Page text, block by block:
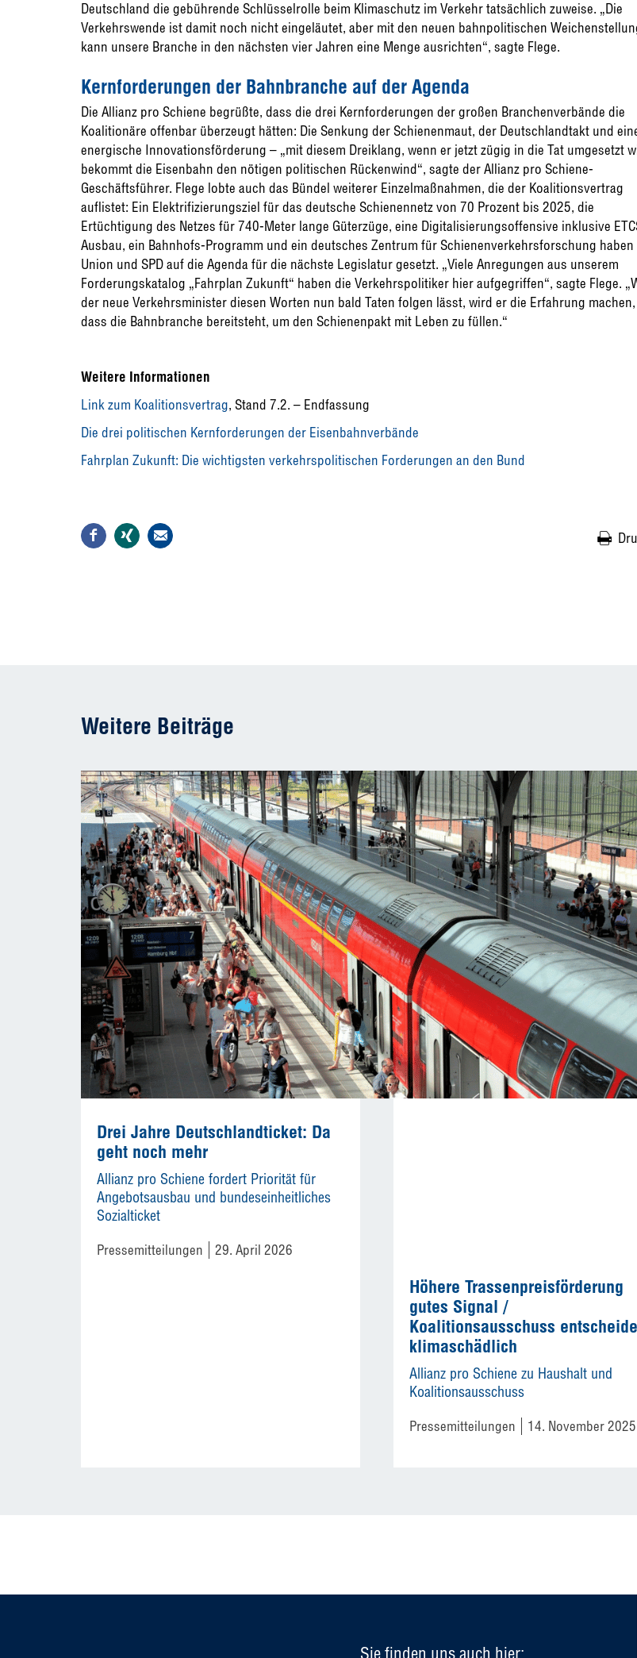
Deutschland die gebührende Schlüsselrolle beim Klimaschutz im Verkehr tatsächlich zuweise. „Die
Verkehrswende ist damit noch nicht eingeläutet, aber mit den neuen bahnpolitischen
kann unsere Branche in den nächsten vier Jahren eine Menge ausrichten“, sagte Flege.
Kernforderungen der Bahnbranche auf der Agenda
Die Allianz pro Schiene begrüßte, dass die drei Kernforderungen der großen Branchenverbände die
Koalitionäre offenbar überzeugt hätten: Die Senkung der Schienenmaut, der Deutschlandtakt und
energische Innovationsförderung – „mit diesem Dreiklang, wenn er jetzt zügig in die Tat umgesetzt
bekommt die Eisenbahn den nötigen politischen Rückenwind“, sagte der Allianz pro Schiene-
Geschäftsführer. Flege lobte auch das Bündel weiterer Einzelmaßnahmen, die der Koalitionsvertrag
auflistet: Ein Elektrifizierungsziel für das deutsche Schienennetz von 70 Prozent bis 2025, die
Ertüchtigung des Netzes für 740-Meter lange Güterzüge, eine Digitalisierungsoffensive inklusive
Ausbau, ein Bahnhofs-Programm und ein deutsches Zentrum für Schienenverkehrsforschung haben
Union und SPD auf die Agenda für die nächste Legislatur gesetzt. „Viele Anregungen aus unserem
Forderungskatalog „Fahrplan Zukunft“ haben die Verkehrspolitiker hier aufgegriffen“, sagte Flege.
der neue Verkehrsminister diesen Worten nun bald Taten folgen lässt, wird er die Erfahrung machen,
dass die Bahnbranche bereitsteht, um den Schienenpakt mit Leben zu füllen.“
Weitere Informationen
Link zum Koalitionsvertrag, Stand 7.2. – Endfassung
Die drei politischen Kernforderungen der Eisenbahnverbände
Fahrplan Zukunft: Die wichtigsten verkehrspolitischen Forderungen an den Bund
Weitere Beiträge
Drei Jahre Deutschlandticket: Da
geht noch mehr
Allianz pro Schiene fordert Priorität für
Angebotsausbau und bundeseinheitliches
Sozialticket
Pressemitteilungen 29. April 2026
Höhere Trassenpreisförderung
gutes Signal /
Koalitionsausschuss
klimaschädlich
Allianz pro Schiene zu Haushalt und
Koalitionsausschuss
Pressemitteilungen 14. November 2025
Sie finden uns auch hier: